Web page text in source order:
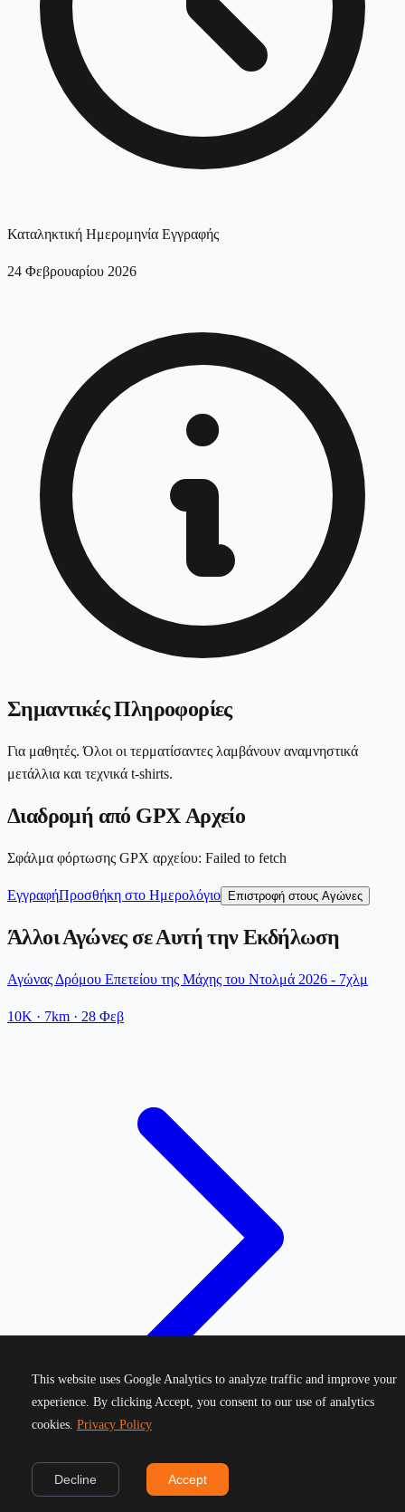
Καταληκτική Ημερομηνία Εγγραφής
24 Φεβρουαρίου 2026
Σημαντικές Πληροφορίες
Για μαθητές. Όλοι οι τερματίσαντες λαμβάνουν αναμνηστικά
μετάλλια και τεχνικά t-shirts.
Διαδρομή από GPX Αρχείο
Σφάλμα φόρτωσης GPX αρχείου: Failed to fetch
ΕγγραφήΠροσθήκη στο Ημερολόγιο Επιστροφή στους Αγώνες
Άλλοι Αγώνες σε Αυτή την Εκδήλωση
Αγώνας Δρόμου Επετείου της Μάχης του Ντολμά 2026 - 7χλμ
10K · 7km · 28 Φεβ
2026Greek Running Events. All rights reserved.
This website uses Google Analytics to analyze traffic and improve your
experience. By clicking Accept, you consent to our use of analytics
cookies. Privacy Policy
Decline Accept